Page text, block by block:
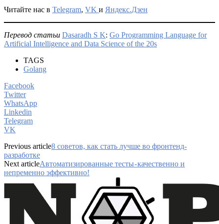
Читайте нас в Telegram, VK и Яндекс.Дзен
Перевод статьи Dasaradh S K: Go Programming Language for
Artificial Intelligence and Data Science of the 20s
TAGS
Golang
Facebook
Twitter
WhatsApp
Linkedin
Telegram
VK
Previous article8 советов, как стать лучше во фронтенд-
разработке
Next articleАвтоматизированные тесты - качественно и
непременно эффективно!